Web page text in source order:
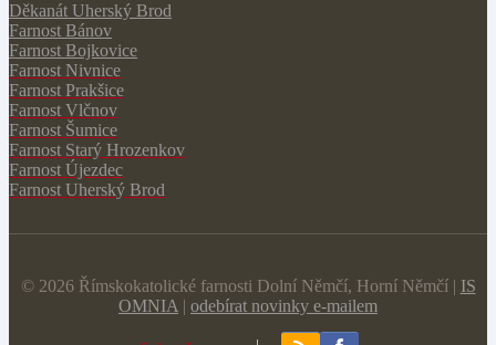
Děkanát Uherský Brod
Farnost Bánov
Farnost Bojkovice
Farnost Nivnice
Farnost Prakšice
Farnost Vlčnov
Farnost Šumice
Farnost Starý Hrozenkov
Farnost Újezdec
Farnost Uherský Brod
© 2026 Římskokatolické farnosti Dolní Němčí, Horní Němčí | IS
OMNIA | odebírat novinky e-mailem